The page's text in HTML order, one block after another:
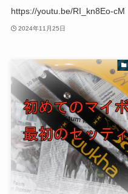
https://youtu.be/RI_kn8Eo-cM
2024年11月25日